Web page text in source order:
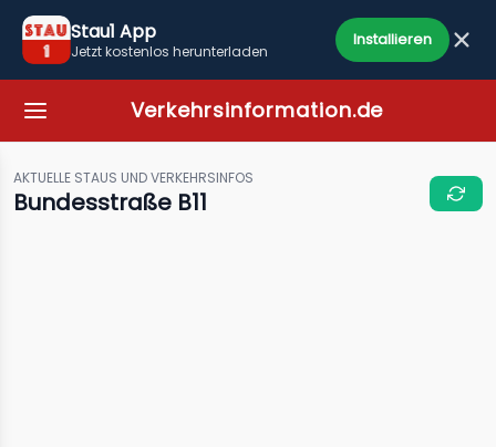
Stau1 App
Jetzt kostenlos herunterladen
Installieren
Verkehrsinformation.de
AKTUELLE STAUS UND VERKEHRSINFOS
Bundesstraße B11